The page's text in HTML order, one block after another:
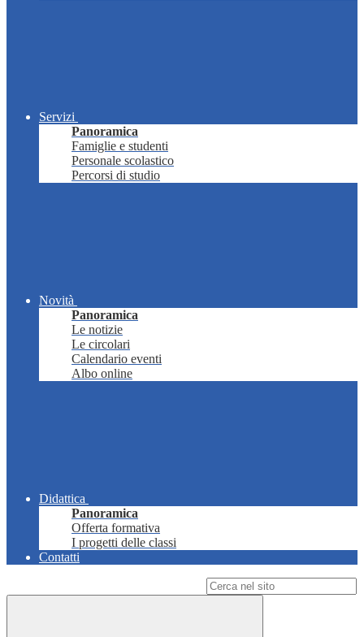
Servizi
Panoramica
Famiglie e studenti
Personale scolastico
Percorsi di studio
Novità
Panoramica
Le notizie
Le circolari
Calendario eventi
Albo online
Didattica
Panoramica
Offerta formativa
I progetti delle classi
Contatti